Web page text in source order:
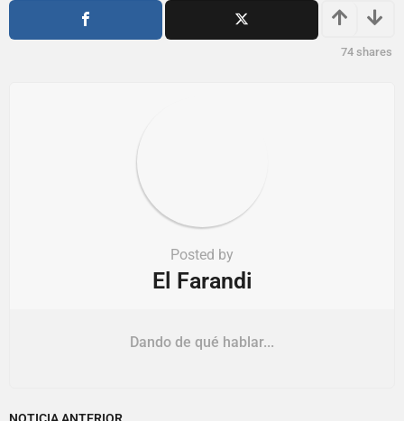
i
74 shares
Posted by
El Farandi
Dando de qué hablar...